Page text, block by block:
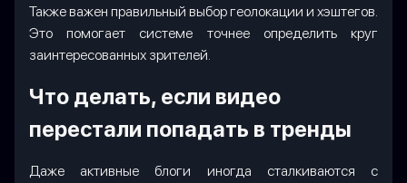
Также важен правильный выбор геолокации и хэштегов.
Это помогает системе точнее определить круг
заинтересованных зрителей.
Что делать, если видео
перестали попадать в тренды
Даже активные блоги иногда сталкиваются с